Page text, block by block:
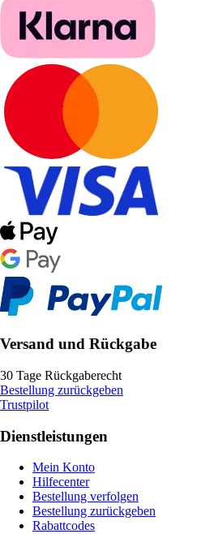
Versand und Rückgabe
30 Tage Rückgaberecht
Bestellung zurückgeben
Trustpilot
Dienstleistungen
Mein Konto
Hilfecenter
Bestellung verfolgen
Bestellung zurückgeben
Rabattcodes